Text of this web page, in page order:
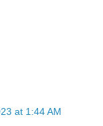
at 1:44 AM